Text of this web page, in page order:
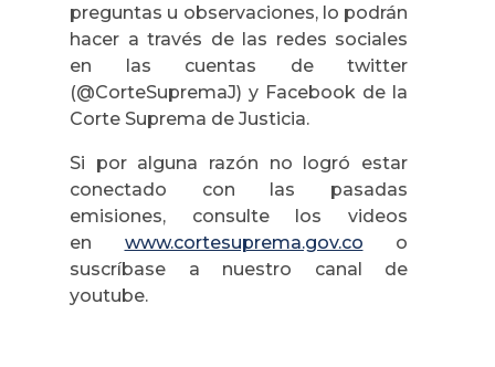
preguntas u observaciones, lo podrán
hacer a través de las redes sociales
en las cuentas de twitter
(@CorteSupremaJ) y Facebook de la
Corte Suprema de Justicia.
Si por alguna razón no logró estar
conectado con las pasadas
emisiones, consulte los videos
en www.cortesuprema.gov.co o
suscríbase a nuestro canal de
youtube.